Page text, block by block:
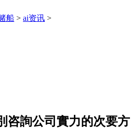
船 > ai资讯 >
咨詢公司實力的次要方